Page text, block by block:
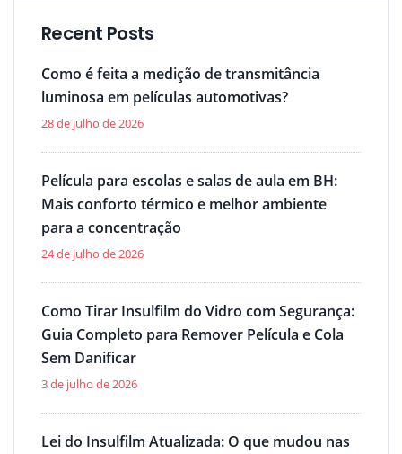
Recent Posts
Como é feita a medição de transmitância
luminosa em películas automotivas?
28 de julho de 2026
Película para escolas e salas de aula em BH:
Mais conforto térmico e melhor ambiente
para a concentração
24 de julho de 2026
Como Tirar Insulfilm do Vidro com Segurança:
Guia Completo para Remover Película e Cola
Sem Danificar
3 de julho de 2026
Lei do Insulfilm Atualizada: O que mudou nas